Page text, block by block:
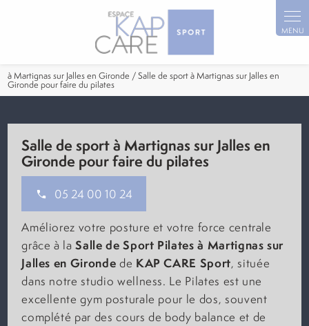
à Martignas sur Jalles en Gironde / Salle de sport à Martignas sur Jalles en
Gironde pour faire du pilates
Salle de sport à Martignas sur Jalles en
Gironde pour faire du pilates
05 24 00 10 24
Améliorez votre posture et votre force centrale
grâce à laSalle de Sport Pilates à Martignas sur
Jalles en Gironde de KAP CARE Sport, située
dans notre studio wellness. Le Pilates est une
excellente gym posturale pour le dos, souvent
complété par des cours de body balance et de